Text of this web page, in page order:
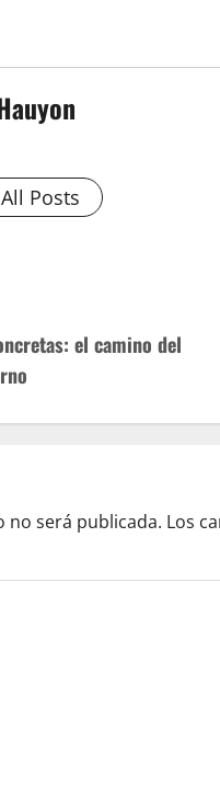
Posts
el camino del
no será publicada. Los